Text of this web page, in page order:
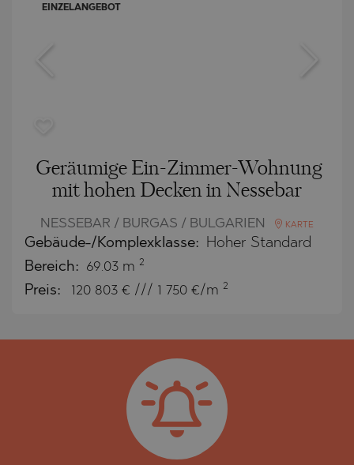
EINZELANGEBOT
Geräumige Ein-Zimmer-Wohnung
mit hohen Decken in Nessebar
NESSEBAR / BURGAS / BULGARIEN KARTE
Gebäude-/Komplexklasse: Hoher Standard
Bereich: 69.03 m 2
Preis: 120 803 € /// 1 750 €/m 2